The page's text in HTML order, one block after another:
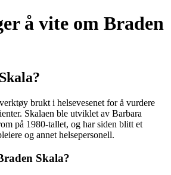
å vite om Braden
brukt i helsevesenet for å vurdere
Skalaen ble utviklet av Barbara
på 1980-tallet, og har siden blitt et
og annet helsepersonell.
Skala?